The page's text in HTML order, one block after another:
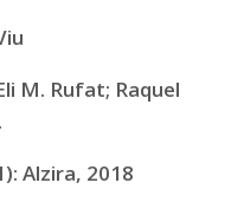
M. Rufat; Raquel
Alzira, 2018